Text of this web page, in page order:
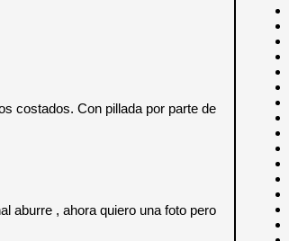
costados. Con pillada por parte de
aburre , ahora quiero una foto pero